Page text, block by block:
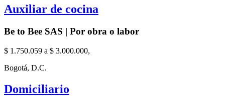
Auxiliar de cocina
Be to Bee SAS | Por obra o labor
$ 1.750.059 a $ 3.000.000,
Bogotá, D.C.
Domiciliario